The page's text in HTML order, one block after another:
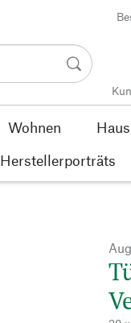
Wohnen
Herstellerporträts